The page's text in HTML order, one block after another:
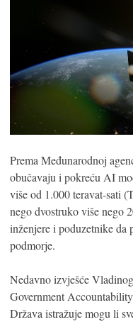
Prema Međunarodnoj
obučavaju i pokreću AI
više od 1.000 teravat-sati
nego dvostruko više nego
inženjere i poduzetnike da
podmorje.
Nedavno izvješće
Government
Država istražuje mogu li